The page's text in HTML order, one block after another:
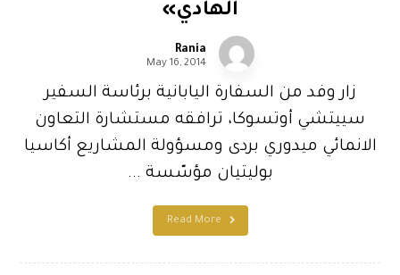
الهادي»
Rania
May 16, 2014
زار وفد من السفارة اليابانية برئاسة السفير
سييتشي أوتسوكا، ترافقه مستشارة التعاون
الانمائي ميدوري بردى ومسؤولة المشاريع أكاسيا
بوليتيان مؤسّسة ...
Read More